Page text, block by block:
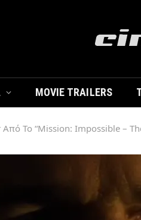
MOVIE TRAILERS
Από Το “Mission: Impossible –